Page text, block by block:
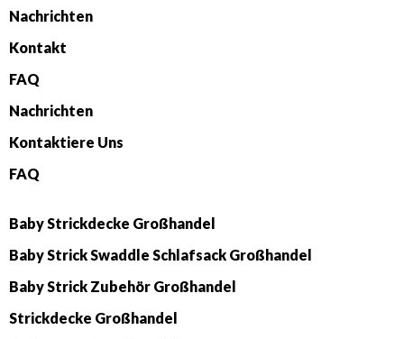
Nachrichten
Kontakt
FAQ
Nachrichten
Kontaktiere Uns
FAQ
Baby Strickdecke Großhandel
Baby Strick Swaddle Schlafsack Großhandel
Baby Strick Zubehör Großhandel
Strickdecke Großhandel